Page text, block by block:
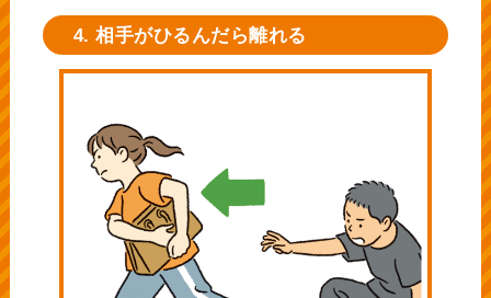
4. 相手がひるんだら離れる